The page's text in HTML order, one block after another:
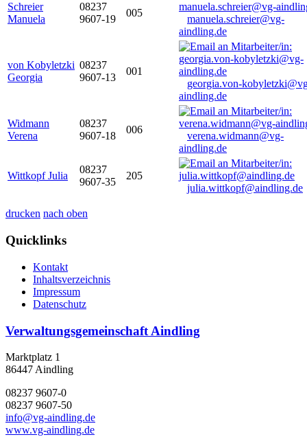
Schreier
Manuela
08237
9607-19
005
manuela.schreier@vg-
aindling.de
von Kobyletzki
Georgia
08237
9607-13
001
georgia.von-
aindling.de
Widmann
Verena
08237
9607-18
006
verena.widmann@vg-
aindling.de
Wittkopf Julia
08237
9607-35
205
julia.wittkopf@aindling.de
drucken nach oben
Quicklinks
Kontakt
Inhaltsverzeichnis
Impressum
Datenschutz
Verwaltungsgemeinschaft Aindling
Marktplatz 1
86447 Aindling
08237 9607-0
08237 9607-50
info@vg-aindling.de
www.vg-aindling.de